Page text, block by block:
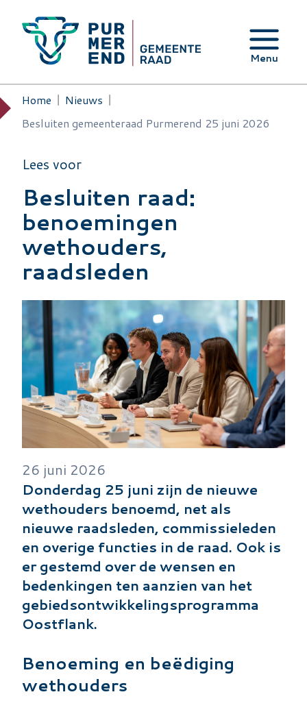
Menu
Kruimelpad
Home
Nieuws
Besluiten gemeenteraad Purmerend 25 juni 2026
Lees voor
Besluiten raad:
benoemingen
wethouders,
raadsleden
Image
26 juni 2026
Donderdag 25 juni zijn de nieuwe
wethouders benoemd, net als
nieuwe raadsleden, commissieleden
en overige functies in de raad. Ook is
er gestemd over de wensen en
bedenkingen ten aanzien van het
gebiedsontwikkelingsprogramma
Oostflank.
Benoeming en beëdiging
wethouders